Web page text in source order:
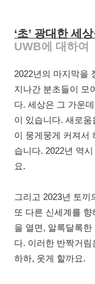
‘초’ 광대한 세
UWB에 대하여
2022년의 마지막을
지나간 분초들이 모
다. 세상은 그 가운
이 있습니다. 새로
이 뭉게뭉게 커져서
습니다. 2022년 역
요.
그리고 2023년 토
또 다른 신세계를
을 열면, 알록달록한
다. 이러한 반짝거
하하, 웃게 할까요.